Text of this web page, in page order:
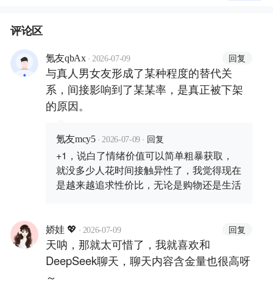
评论区
氪友qbAx · 2026-07-09 回复
与真人男女友形成了某种程度的替代关
系，间接影响到了某某率，是真正被下架
的原因。
氪友mcy5 · 2026-07-09 · 回复
+1，说白了情绪价值可以简单粗暴获取，
就没多少人花时间接触异性了，我觉得现在
是越来越追求性价比，无论是购物还是生活
娇娃 💖 · 2026-07-09 回复
天呐，那就太可惜了，我就喜欢和
DeepSeek聊天，聊天内容含金量也很高呀
～